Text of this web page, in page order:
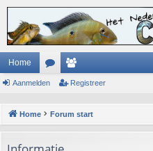
Home
or
m
s
ed
Aanmelden Registreer
Home Forum start